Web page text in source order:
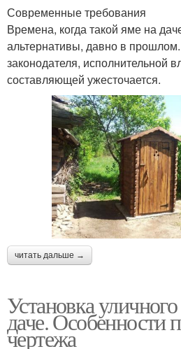
Современные требования
Времена, когда такой яме на
альтернативы, давно в
законодателя, исполнительной
составляющей ужесточается.
читать дальше →
Установка
даче. Особенности
чертежа